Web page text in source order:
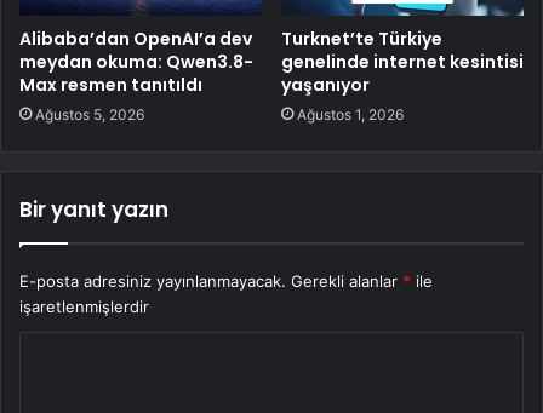
Alibaba’dan OpenAI’a dev
meydan okuma: Qwen3.8-
Max resmen tanıtıldı
Ağustos 5, 2026
Turknet’te Türkiye
genelinde internet kesintisi
yaşanıyor
Ağustos 1, 2026
Bir yanıt yazın
E-posta adresiniz yayınlanmayacak. Gerekli alanlar * ile
işaretlenmişlerdir